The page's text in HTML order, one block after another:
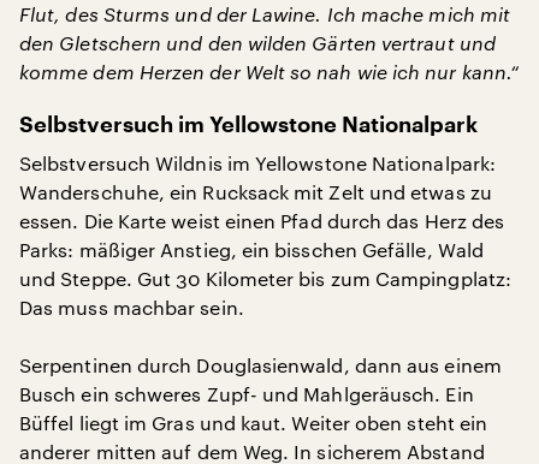
Flut, des Sturms und der Lawine. Ich mache mich mit
den Gletschern und den wilden Gärten vertraut und
komme dem Herzen der Welt so nah wie ich nur kann.“
Selbstversuch im Yellowstone Nationalpark
Selbstversuch Wildnis im Yellowstone Nationalpark:
Wanderschuhe, ein Rucksack mit Zelt und etwas zu
essen. Die Karte weist einen Pfad durch das Herz des
Parks: mäßiger Anstieg, ein bisschen Gefälle, Wald
und Steppe. Gut 30 Kilometer bis zum Campingplatz:
Das muss machbar sein.
Serpentinen durch Douglasienwald, dann aus einem
Busch ein schweres Zupf- und Mahlgeräusch. Ein
Büffel liegt im Gras und kaut. Weiter oben steht ein
anderer mitten auf dem Weg. In sicherem Abstand